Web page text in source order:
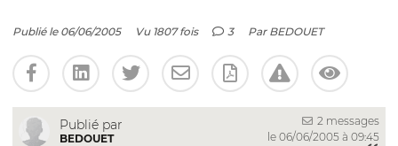
Publié le 06/06/2005 Vu 1807 fois 3 Par BEDOUET
Publié par
BEDOUET
2 messages
le 06/06/2005 à 09:45